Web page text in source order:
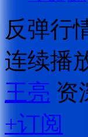
反弹行
连续播
王亮 资
+订阅